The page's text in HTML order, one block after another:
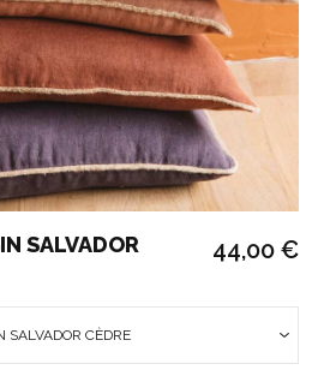
SALVADOR 44,00 €
SALVADOR CÈDRE